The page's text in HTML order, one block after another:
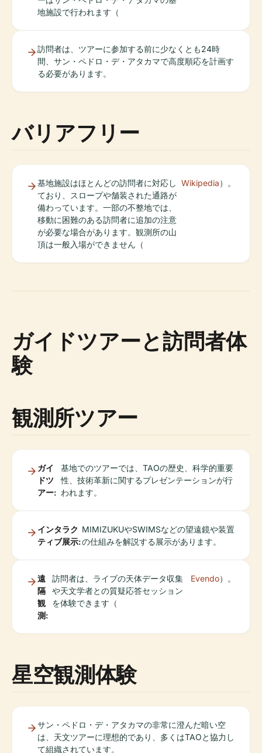
地施設で行われます（
訪問者は、ツアーに参加する前に少なくとも24時
間、サン・ペドロ・デ・アタカマで高度順応を計画す
る必要があります。
バリアフリー
基地施設はほとんどの訪問者に対応し
ており、スロープや舗装された通路が
備わっています。一部の不整地では、
移動に困難のある訪問者に追加の注意
が必要な場合があります。観測所の山
頂は一般入場ができません（
Wikipedia）。
ガイドツアーと訪問者体
験
観測所ツアー
ガイ
ドツ
アー:
基地でのツアーでは、TAOの歴史、科学的重要
性、技術革新に関するプレゼンテーションが行
われます。
インタラク
ティブ展示:
MIMIZUKUやSWIMSなどの望遠鏡や装置
の仕組みを解説する展示があります。
遠
隔
観
測:
訪問者は、ライブの天体データ収集
や天文学者との質疑応答セッション
を体験できます（
Evendo）。
星空観測体験
サン・ペドロ・デ・アタカマの非常に澄んだ暗い空
は、天文ツアーに理想的であり、多くはTAOと協力し
て組織されています。